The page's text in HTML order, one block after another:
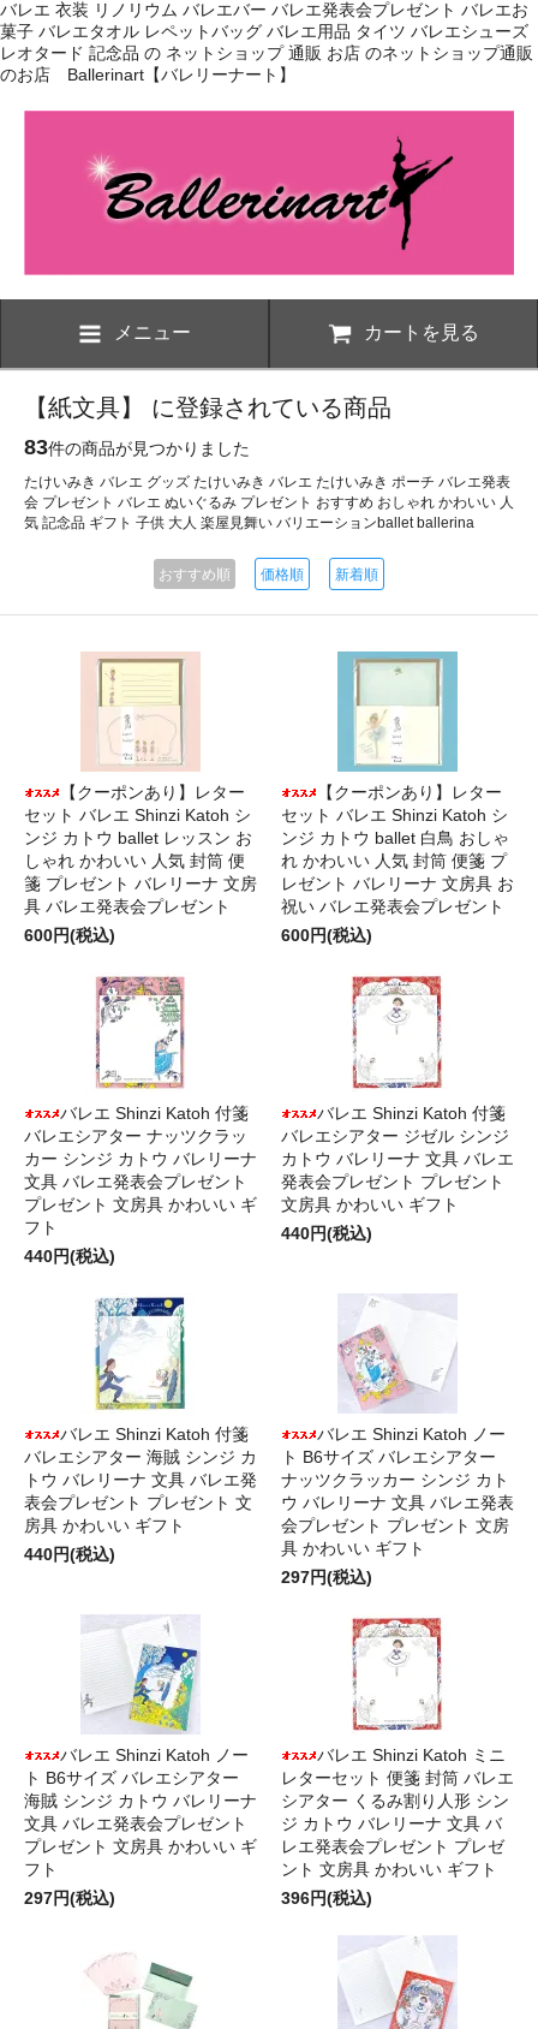
バレエ 衣装 リノリウム バレエバー バレエ発表会プレゼント バレエお
菓子 バレエタオル レペットバッグ バレエ用品 タイツ バレエシューズ
レオタード 記念品 の ネットショップ 通販 お店 のネットショップ通販
のお店 Ballerinart【バレリーナート】
メニュー カートを見る
【紙文具】 に登録されている商品
83件の商品が見つかりました
たけいみき バレエ グッズ たけいみき バレエ たけいみき ポーチ バレエ発表
会 プレゼント バレエ ぬいぐるみ プレゼント おすすめ おしゃれ かわいい 人
気 記念品 ギフト 子供 大人 楽屋見舞い バリエーションballet ballerina
おすすめ順 価格順 新着順
【クーポンあり】レター
セット バレエ Shinzi Katoh シ
ンジ カトウ ballet レッスン お
しゃれ かわいい 人気 封筒 便
箋 プレゼント バレリーナ 文房
具 バレエ発表会プレゼント
600円(税込)
【クーポンあり】レター
セット バレエ Shinzi Katoh シ
ンジ カトウ ballet 白鳥 おしゃ
れ かわいい 人気 封筒 便箋 プ
レゼント バレリーナ 文房具 お
祝い バレエ発表会プレゼント
600円(税込)
バレエ Shinzi Katoh 付箋
バレエシアター ナッツクラッ
カー シンジ カトウ バレリーナ
文具 バレエ発表会プレゼント
プレゼント 文房具 かわいい ギ
フト
440円(税込)
バレエ Shinzi Katoh 付箋
バレエシアター ジゼル シンジ
カトウ バレリーナ 文具 バレエ
発表会プレゼント プレゼント
文房具 かわいい ギフト
440円(税込)
バレエ Shinzi Katoh 付箋
バレエシアター 海賊 シンジ カ
トウ バレリーナ 文具 バレエ発
表会プレゼント プレゼント 文
房具 かわいい ギフト
440円(税込)
バレエ Shinzi Katoh ノー
ト B6サイズ バレエシアター
ナッツクラッカー シンジ カト
ウ バレリーナ 文具 バレエ発表
会プレゼント プレゼント 文房
具 かわいい ギフト
297円(税込)
バレエ Shinzi Katoh ノー
ト B6サイズ バレエシアター
海賊 シンジ カトウ バレリーナ
文具 バレエ発表会プレゼント
プレゼント 文房具 かわいい ギ
フト
297円(税込)
バレエ Shinzi Katoh ミニ
レターセット 便箋 封筒 バレエ
シアター くるみ割り人形 シン
ジ カトウ バレリーナ 文具 バ
レエ発表会プレゼント プレゼ
ント 文房具 かわいい ギフト
396円(税込)